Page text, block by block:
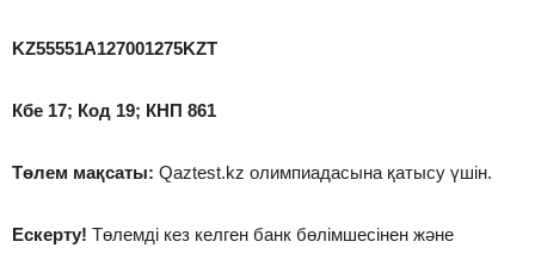
KZ55551A127001275KZT
Кбе 17; Код 19; КНП 861
Төлем мақсаты: Qaztest.kz олимпиадасына қатысу үшін.
Ескерту! Төлемді кез келген банк бөлімшесінен және